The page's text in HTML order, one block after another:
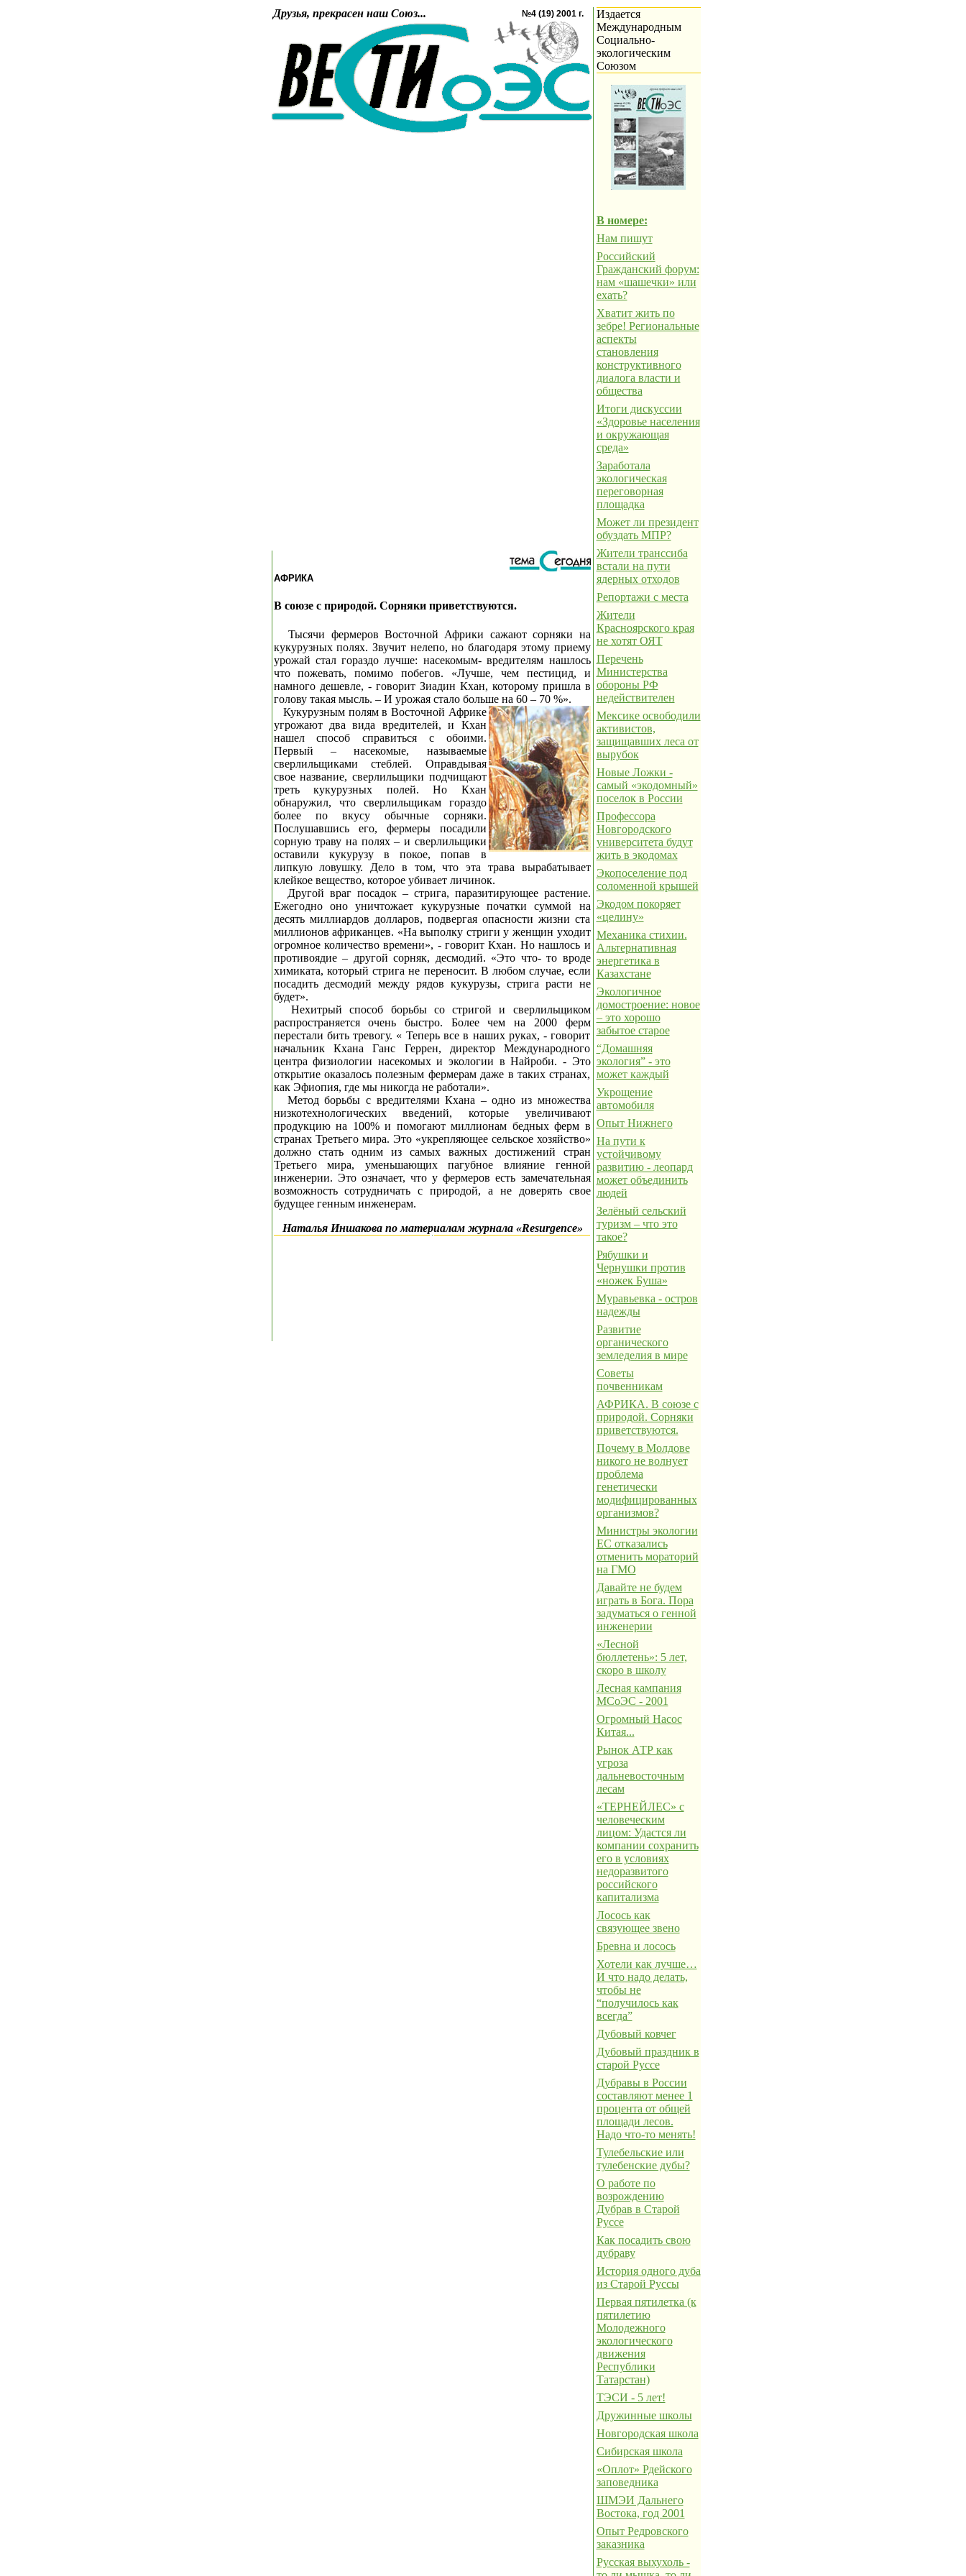
Друзья, прекрасен наш Союз... №4 (19) 2001 г.
Издается
Международным
Социально-
экологическим
Союзом
В номере:
Нам пишут
Российский
Гражданский форум:
нам «шашечки» или
ехать?
Хватит жить по
зебре! Региональные
аспекты
становления
конструктивного
диалога власти и
общества
Итоги дискуссии
«Здоровье населения
и окружающая
среда»
Заработала
экологическая
переговорная
площадка
Может ли президент
обуздать МПР?
Жители транссиба
встали на пути
ядерных отходов
Репортажи с места
Жители
Красноярского края
не хотят ОЯТ
Перечень
Министерства
обороны РФ
недействителен
Мексике освободили
активистов,
защищавших леса от
вырубок
Новые Ложки -
самый «экодомный»
поселок в России
Профессора
Новгородского
университета будут
жить в экодомах
Экопоселение под
соломенной крышей
Экодом покоряет
«целину»
Механика стихии.
Альтернативная
энергетика в
Казахстане
Экологичное
домостроение: новое
– это хорошо
забытое старое
“Домашняя
экология” - это
может каждый
Укрощение
автомобиля
Опыт Нижнего
На пути к
устойчивому
развитию - леопард
может объединить
людей
Зелёный сельский
туризм – что это
такое?
Рябушки и
Чернушки против
«ножек Буша»
Муравьевка - остров
надежды
Развитие
органического
земледелия в мире
Советы
почвенникам
АФРИКА. В союзе с
природой. Сорняки
приветствуются.
Почему в Молдове
никого не волнует
проблема
генетически
модифицированных
организмов?
Министры экологии
ЕС отказались
отменить мораторий
на ГМО
Давайте не будем
играть в Бога. Пора
задуматься о генной
инженерии
«Лесной
бюллетень»: 5 лет,
скоро в школу
Лесная кампания
МСоЭС - 2001
Огромный Насос
Китая...
Рынок АТР как
угроза
дальневосточным
лесам
«ТЕРНЕЙЛЕС» с
человеческим
лицом: Удастся ли
компании сохранить
его в условиях
недоразвитого
российского
капитализма
Лосось как
связующее звено
Бревна и лосось
Хотели как лучше…
И что надо делать,
чтобы не
“получилось как
всегда”
Дубовый ковчег
Дубовый праздник в
старой Руссе
Дубравы в России
составляют менее 1
процента от общей
площади лесов.
Надо что-то менять!
Тулебельские или
тулебенские дубы?
О работе по
возрождению
Дубрав в Старой
Руссе
Как посадить свою
дубраву
История одного дуба
из Старой Руссы
Первая пятилетка (к
пятилетию
Молодежного
экологического
движения
Республики
Татарстан)
ТЭСИ - 5 лет!
Дружинные школы
Новгородская школа
Сибирская школа
«Оплот» Рдейского
заповедника
ШМЭИ Дальнего
Востока, год 2001
Опыт Редровского
заказника
Русская выхухоль -
АФРИКА
В союзе с природой. Сорняки приветствуются.
Тысячи фермеров Восточной Африки сажают сорняки на
кукурузных полях. Звучит нелепо, но благодаря этому приему
урожай стал гораздо лучше: насекомым- вредителям нашлось
что пожевать, помимо побегов. «Лучше, чем пестицид, и
намного дешевле, - говорит Зиадин Кхан, которому пришла в
голову такая мысль. – И урожая стало больше на 60 – 70 %».
Кукурузным полям в Восточной Африке
угрожают два вида вредителей, и Кхан
нашел способ справиться с обоими.
Первый – насекомые, называемые
сверлильщиками стеблей. Оправдывая
свое название, сверлильщики подчищают
треть кукурузных полей. Но Кхан
обнаружил, что сверлильщикам гораздо
более по вкусу обычные сорняки.
Послушавшись его, фермеры посадили
сорную траву на полях – и сверлильщики
оставили кукурузу в покое, попав в
липкую ловушку. Дело в том, что эта трава вырабатывает
клейкое вещество, которое убивает личинок.
Другой враг посадок – стрига, паразитирующее растение.
Ежегодно оно уничтожает кукурузные початки суммой на
десять миллиардов долларов, подвергая опасности жизни ста
миллионов африканцев. «На выполку стриги у женщин уходит
огромное количество времени», - говорит Кхан. Но нашлось и
противоядие – другой сорняк, десмодий. «Это что- то вроде
химиката, который стрига не переносит. В любом случае, если
посадить десмодий между рядов кукурузы, стрига расти не
будет».
Нехитрый способ борьбы со стригой и сверлильщиком
распространяется очень быстро. Более чем на 2000 ферм
перестали бить тревогу. « Теперь все в наших руках, - говорит
начальник Кхана Ганс Геррен, директор Международного
центра физиологии насекомых и экологии в Найроби. - Это
открытие оказалось полезным фермерам даже в таких странах,
как Эфиопия, где мы никогда не работали».
Метод борьбы с вредителями Кхана – одно из множества
низкотехнологических введений, которые увеличивают
продукцию на 100% и помогают миллионам бедных ферм в
странах Третьего мира. Это «укрепляющее сельское хозяйство»
должно стать одним из самых важных достижений стран
Третьего мира, уменьшающих пагубное влияние генной
инженерии. Это означает, что у фермеров есть замечательная
возможность сотрудничать с природой, а не доверять свое
будущее генным инженерам.
Наталья Иншакова по материалам журнала «Resurgence»